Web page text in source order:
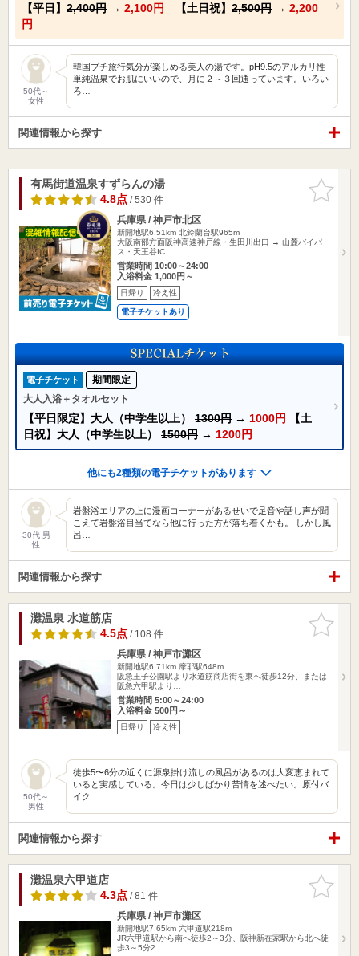
【平日】 2,400円 → 2,100円 【土日祝】 2,500円 → 2,200
円
50代～
女性
韓国プチ旅行気分が楽しめる美人の湯です。pH9.5のアルカリ性
単純温泉でお肌にいいので、月に２～３回通っています。いろい
ろ…
関連情報から探す
お気に入
りに追加
有馬街道温泉すずらんの湯
4.8点/ 530 件
兵庫県 / 神戸市北区
新開地駅6.51km 北鈴蘭台駅965m
大阪南部方面阪神高速神戸線・生田川出口 → 山麓バイパ
ス・天王谷IC…
営業時間 10:00～24:00
入浴料金 1,000円～
日帰り 冷え性
電子チケットあり
電子チケット
期間限定
大人入浴＋タオルセット
【平日限定】大人（中学生以上） 1300円 → 1000円
【土
日祝】大人（中学生以上） 1500円 → 1200円
他にも2種類の電子チケットがあります
30代 男
性
岩盤浴エリアの上に漫画コーナーがあるせいで足音や話し声が聞
こえて岩盤浴目当てなら他に行った方が落ち着くかも。 しかし風
呂…
関連情報から探す
お気に入
りに追加
灘温泉 水道筋店
4.5点/ 108 件
兵庫県 / 神戸市灘区
新開地駅6.71km 摩耶駅648m
阪急王子公園駅より水道筋商店街を東へ徒歩12分、または
阪急六甲駅より…
営業時間 5:00～24:00
入浴料金 500円～
日帰り 冷え性
50代～
男性
徒歩5〜6分の近くに源泉掛け流しの風呂があるのは大変恵まれて
いると実感している。今日は少しばかり苦情を述べたい。原付バ
イク…
関連情報から探す
お気に入
りに追加
灘温泉六甲道店
4.3点/ 81 件
兵庫県 / 神戸市灘区
新開地駅7.65km 六甲道駅218m
JR六甲道駅から南へ徒歩2～3分、阪神新在家駅から北へ徒
歩3～5分2…